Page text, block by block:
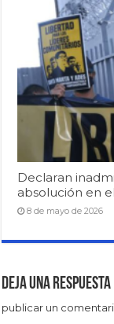
Declaran
absolución en
8 de mayo de 2026
Deja una respuesta
publicar un